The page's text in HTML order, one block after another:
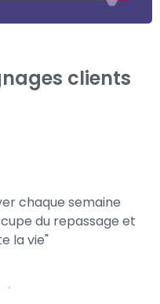
clients
chaque semaine
du repassage et
la vie